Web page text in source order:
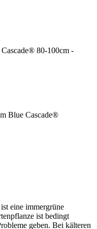
80-100cm -
Blue Cascade®
eine immergrüne
ist bedingt
geben. Bei kälteren